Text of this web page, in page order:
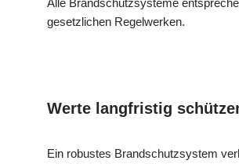
Alle Brandschutzsysteme
gesetzlichen Regelwerken.
Werte langfristig
Ein robustes Brandschutzsystem